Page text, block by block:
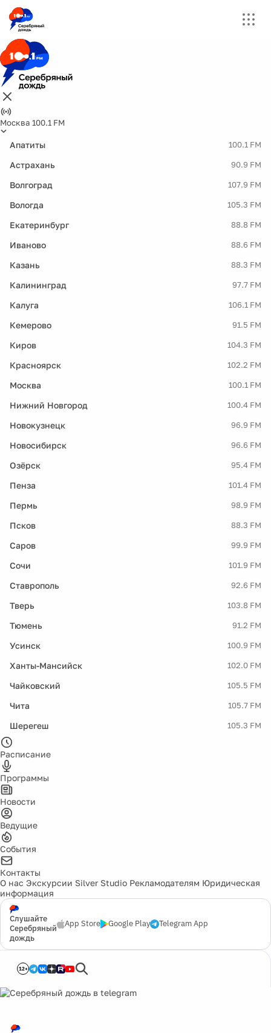
Москва 100.1 FM
Апатиты 100.1 FM
Астрахань 90.9 FM
Волгоград 107.9 FM
Вологда 105.3 FM
Екатеринбург 88.8 FM
Иваново 88.6 FM
Казань 88.3 FM
Калининград 97.7 FM
Калуга 106.1 FM
Кемерово 91.5 FM
Киров 104.3 FM
Красноярск 102.2 FM
Москва 100.1 FM
Нижний Новгород 100.4 FM
Новокузнецк 96.9 FM
Новосибирск 96.6 FM
Озёрск 95.4 FM
Пенза 101.4 FM
Пермь 98.9 FM
Псков 88.3 FM
Саров 99.9 FM
Сочи 101.9 FM
Ставрополь 92.6 FM
Тверь 103.8 FM
Тюмень 91.2 FM
Усинск 100.9 FM
Ханты-Мансийск 102.0 FM
Чайковский 105.5 FM
Чита 105.7 FM
Шерегеш 105.3 FM
Расписание
Программы
Новости
Ведущие
События
Контакты
О нас Экскурсии Silver Studio Рекламодателям Юридическая
информация
Слушайте
Серебряный
дождь
App Store Google Play Telegram App
12+